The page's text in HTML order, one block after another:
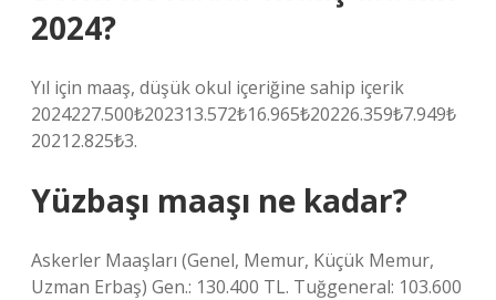
2024?
Yıl için maaş, düşük okul içeriğine sahip içerik
2024227.500₺202313.572₺16.965₺20226.359₺7.949₺
20212.825₺3.
Yüzbaşı maaşı ne kadar?
Askerler Maaşları (Genel, Memur, Küçük Memur,
Uzman Erbaş) Gen.: 130.400 TL. Tuğgeneral: 103.600